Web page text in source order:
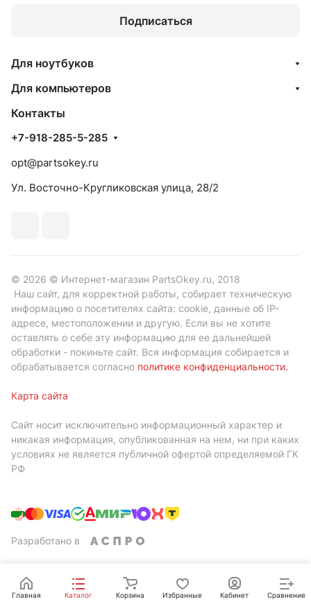
Подписаться
Для ноутбуков
Для компьютеров
Контакты
+7-918-285-5-285
opt@partsokey.ru
Ул. Восточно-Кругликовская улица, 28/2
© 2026 © Интернет-магазин PartsOkey.ru, 2018
Наш сайт, для корректной работы, собирает техническую
информацию о посетителях сайта: cookie, данные об IP-
адресе, местоположении и другую. Если вы не хотите
оставлять о себе эту информацию для ее дальнейшей
обработки - покиньте сайт. Вся информация собирается и
обрабатывается согласно политике конфиденциальности.
Карта сайта
Сайт носит исключительно информационный характер и
никакая информация, опубликованная на нем, ни при каких
условиях не является публичной офертой определяемой ГК
РФ
Разработано в
Главная Каталог Корзина Избранные Кабинет Сравнение